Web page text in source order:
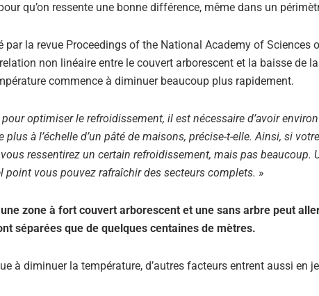
qu’on ressente une bonne différence, même dans un
par la revue Proceedings of the National Academy of Sciences
non linéaire entre le couvert arborescent et la baisse de
commence à diminuer beaucoup plus rapidement.
optimiser le refroidissement, il est nécessaire d’avoir
à l’échelle d’un pâté de maisons, précise-t-elle. Ainsi, si
ressentirez un certain refroidissement, mais pas beaucoup.
point vous pouvez rafraîchir des secteurs complets. »
zone à fort couvert arborescent et une sans arbre peut
séparées que de quelques centaines de mètres.
à diminuer la température, d’autres facteurs entrent aussi en